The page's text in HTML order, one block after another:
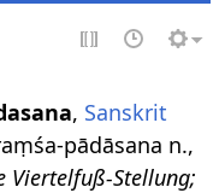
, Sanskrit
pādāsana n.,
Viertelfuß-Stellung;